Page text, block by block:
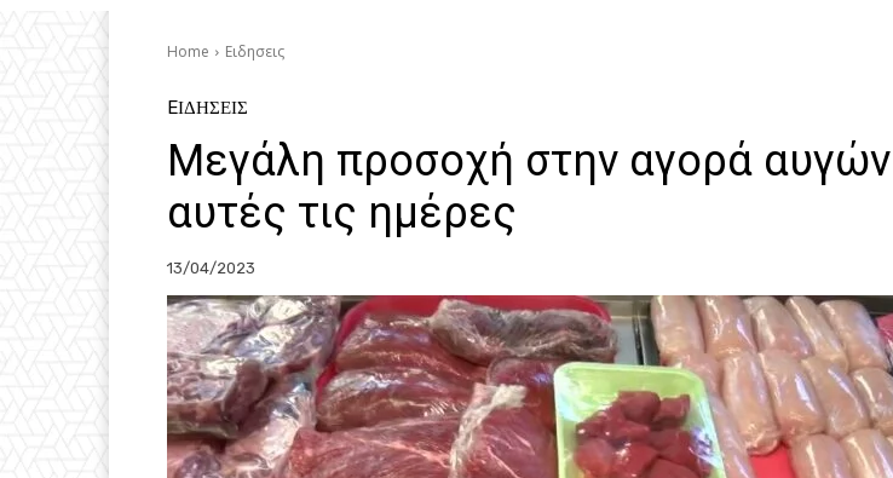
Home Eιδησεις
EΙΔΗΣΕΙΣ
Μεγάλη προσοχή στην αγορά αυγών
αυτές τις ημέρες
13/04/2023